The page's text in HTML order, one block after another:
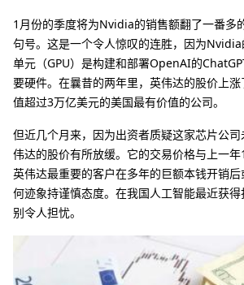
1月份的季度将为Nvidia的销售额翻了一番多
句号。这是一个令人惊叹的连胜，因为
单元（GPU）是构建和部署OpenAI的
要硬件。在曩昔的两年里，英伟达的股价上
值超过3万亿美元的美国最有价值的公司。
但近几个月来，因为出资者质疑这家芯片公
伟达的股价有所放缓。它的交易价格与上一
英伟达最重要的客户在多年的巨额本钱开销
何迹象持谨慎态度。在我国人工智能最近获
别令人担忧。